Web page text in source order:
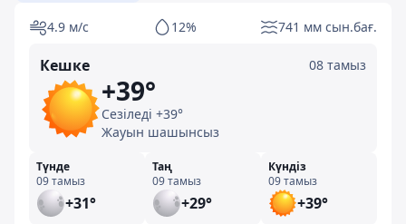
4.9 м/с 12% 741 мм сын.бағ.
Кешке 08 тамыз
+39°
Сезіледі +39°
Жауын шашынсыз
Түнде
09 тамыз
+31°
Таң
09 тамыз
+29°
Күндіз
09 тамыз
+39°